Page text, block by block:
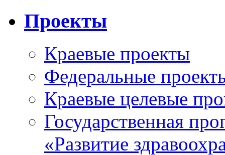
Проекты
Краевые проекты
Федеральные
Краевые целевые
Государственная
«Развитие